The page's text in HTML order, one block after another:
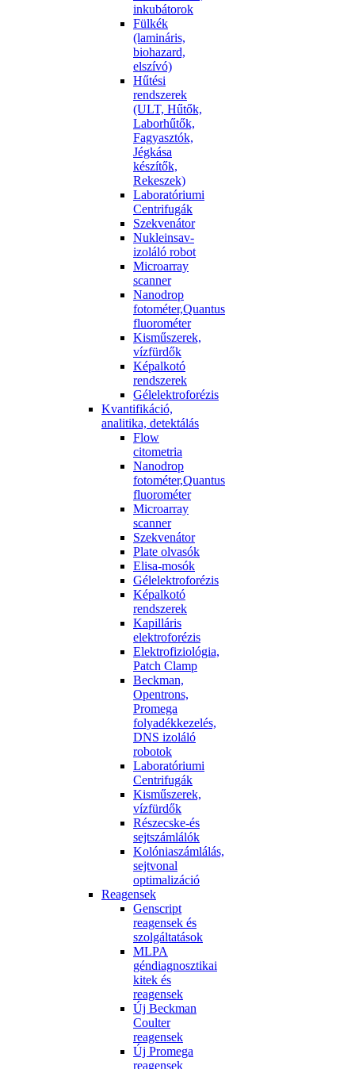
inkubátorok
Fülkék
(lamináris,
biohazard,
elszívó)
Hűtési
rendszerek
(ULT, Hűtők,
Laborhűtők,
Fagyasztók,
Jégkása
készítők,
Rekeszek)
Laboratóriumi
Centrifugák
Szekvenátor
Nukleinsav-
izoláló robot
Microarray
scanner
Nanodrop
fotométer,Quantus
fluorométer
Kisműszerek,
vízfürdők
Képalkotó
rendszerek
Gélelektroforézis
Kvantifikáció,
analitika, detektálás
Flow
citometria
Nanodrop
fotométer,Quantus
fluorométer
Microarray
scanner
Szekvenátor
Plate olvasók
Elisa-mosók
Gélelektroforézis
Képalkotó
rendszerek
Kapilláris
elektroforézis
Elektrofiziológia,
Patch Clamp
Beckman,
Opentrons,
Promega
folyadékkezelés,
DNS izoláló
robotok
Laboratóriumi
Centrifugák
Kisműszerek,
vízfürdők
Részecske-és
sejtszámlálók
Kolóniaszámlálás,
sejtvonal
optimalizáció
Reagensek
Genscript
reagensek és
szolgáltatások
MLPA
géndiagnosztikai
kitek és
reagensek
Új Beckman
Coulter
reagensek
Új Promega
reagensek